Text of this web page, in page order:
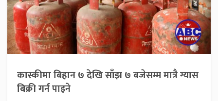
कास्कीमा बिहान ७ देखि साँझ ७ बजेसम्म मात्रै ग्यास
बिक्री गर्न पाइने